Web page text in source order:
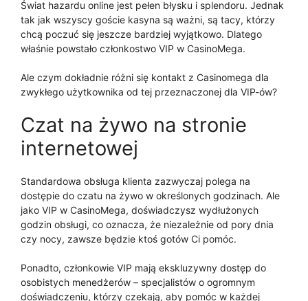
Świat hazardu online jest pełen błysku i splendoru. Jednak
tak jak wszyscy goście kasyna są ważni, są tacy, którzy
chcą poczuć się jeszcze bardziej wyjątkowo. Dlatego
właśnie powstało członkostwo VIP w CasinoMega.
Ale czym dokładnie różni się kontakt z Casinomega dla
zwykłego użytkownika od tej przeznaczonej dla VIP-ów?
Czat na żywo na stronie
internetowej
Standardowa obsługa klienta zazwyczaj polega na
dostępie do czatu na żywo w określonych godzinach. Ale
jako VIP w CasinoMega, doświadczysz wydłużonych
godzin obsługi, co oznacza, że niezależnie od pory dnia
czy nocy, zawsze będzie ktoś gotów Ci pomóc.
Ponadto, członkowie VIP mają ekskluzywny dostęp do
osobistych menedżerów – specjalistów o ogromnym
doświadczeniu, którzy czekają, aby pomóc w każdej